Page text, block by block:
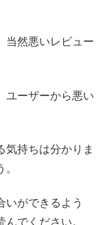
当然悪いレビュー
ユーザーから悪い
気持ちは分かりま
いができるよう
でください。